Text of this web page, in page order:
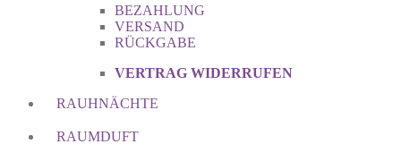
BEZAHLUNG
VERSAND
RÜCKGABE
VERTRAG WIDERRUFEN
RAUHNÄCHTE
RAUMDUFT